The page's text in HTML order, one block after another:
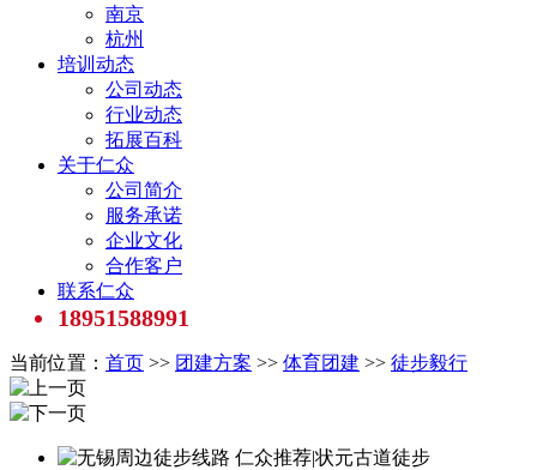
南京
杭州
培训动态
公司动态
行业动态
拓展百科
关于仁众
公司简介
服务承诺
企业文化
合作客户
联系仁众
18951588991
当前位置： 首页 >> 团建方案 >> 体育团建 >> 徒步毅行